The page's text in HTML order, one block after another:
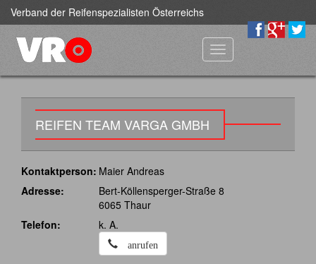
Verband der Reifenspezialisten Österreichs
Toggle
navigation
REIFEN TEAM VARGA GMBH
Kontaktperson: Maier Andreas
Adresse:
Bert-Köllensperger-Straße 8
6065 Thaur
Telefon:
k. A.
anrufen